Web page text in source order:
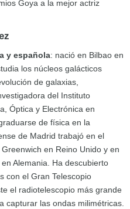
Goya a la mejor actriz
y española: nació en Bilbao en
los núcleos galácticos
de galaxias,
del Instituto
Óptica y Electrónica en
de física en la
de Madrid trabajó en el
en Reino Unido y en
Alemania. Ha descubierto
con el Gran Telescopio
el radiotelescopio más grande
capturar las ondas milimétricas.